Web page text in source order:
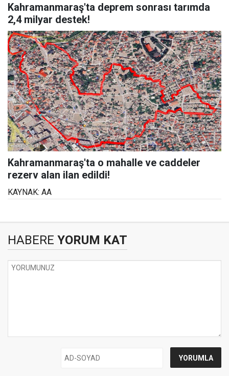
Kahramanmaraş'ta deprem sonrası tarımda
2,4 milyar destek!
Kahramanmaraş'ta o mahalle ve caddeler
rezerv alan ilan edildi!
KAYNAK: AA
HABERE YORUM KAT